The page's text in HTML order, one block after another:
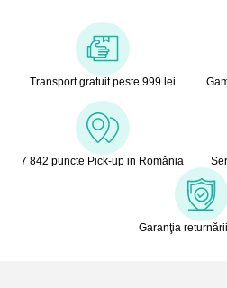
Transport gratuit peste 999 lei
7 842 puncte Pick-up in România
Garanţia